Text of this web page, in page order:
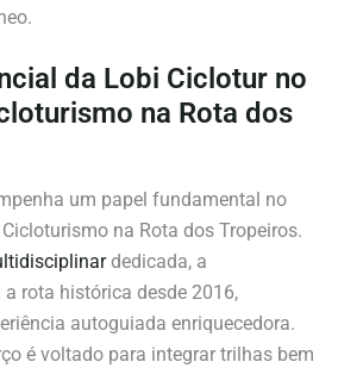
da Lobi Ciclotur no
na Rota dos
um papel fundamental no
na Rota dos Tropeiros.
dedicada, a
rota histórica desde 2016,
autoguiada enriquecedora.
é voltado para integrar trilhas bem